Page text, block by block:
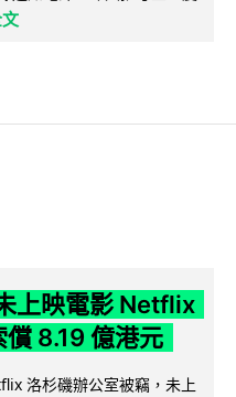
上映電影 Netflix
8.19 億港元
洛杉磯辦公室被竊，未上